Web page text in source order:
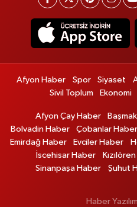
Afyon Haber Spor Siyaset
Sivil Toplum
Ekonomi
Afyon Çay Haber
Bolvadin Haber
Çobanlar Haber
Emirdağ Haber
Evciler Haber
İscehisar Haber
Sinanpaşa Haber
Şuhut
Haber